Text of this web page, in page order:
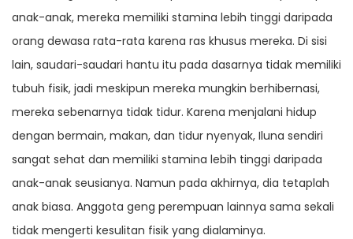
anak-anak, mereka memiliki stamina lebih tinggi daripada
orang dewasa rata-rata karena ras khusus mereka. Di sisi
lain, saudari-saudari hantu itu pada dasarnya tidak memiliki
tubuh fisik, jadi meskipun mereka mungkin berhibernasi,
mereka sebenarnya tidak tidur. Karena menjalani hidup
dengan bermain, makan, dan tidur nyenyak, Iluna sendiri
sangat sehat dan memiliki stamina lebih tinggi daripada
anak-anak seusianya. Namun pada akhirnya, dia tetaplah
anak biasa. Anggota geng perempuan lainnya sama sekali
tidak mengerti kesulitan fisik yang dialaminya.